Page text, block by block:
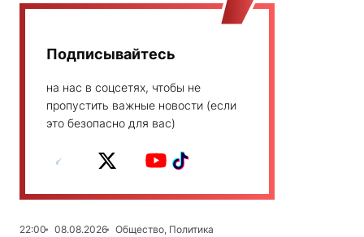
Подписывайтесь
на нас в соцсетях, чтобы не
пропустить важные новости (если
это безопасно для вас)
22:00 08.08.2026
Общество, Политика